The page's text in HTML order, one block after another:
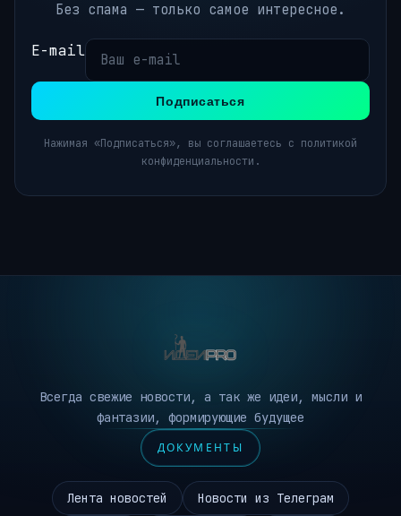
Без спама — только самое интересное.
E-mail
Подписаться
Нажимая «Подписаться», вы соглашаетесь с политикой
конфиденциальности.
Всегда свежие новости, а так же идеи, мысли и
фантазии, формирующие будущее
ДОКУМЕНТЫ
Лента новостей Новости из Телеграм